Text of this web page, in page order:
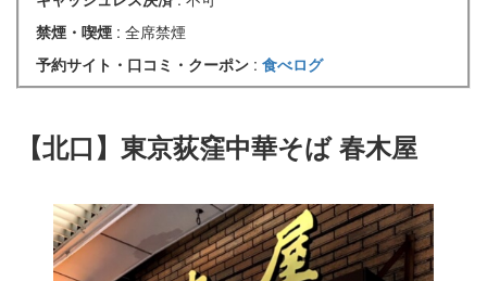
禁煙・喫煙 : 全席禁煙
予約サイト・口コミ・クーポン : 食べログ
【北口】東京荻窪中華そば 春木屋